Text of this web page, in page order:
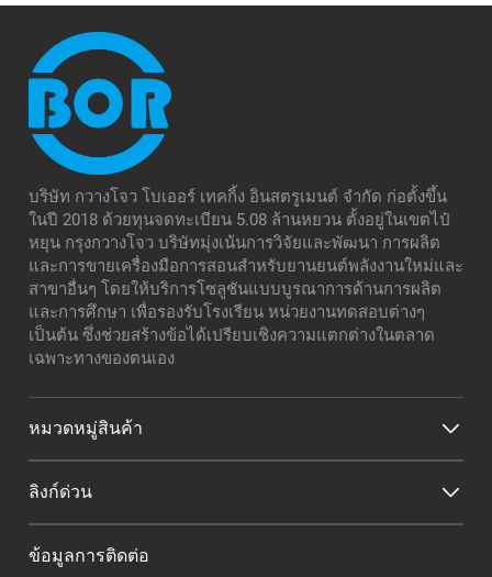
บริษัท กวางโจว โบเออร์ เทคกิ้ง อินสตรูเมนต์ จำกัด ก่อตั้งขึ้น
ในปี 2018 ด้วยทุนจดทะเบียน 5.08 ล้านหยวน ตั้งอยู่ในเขตไป๋
หยุน กรุงกวางโจว บริษัทมุ่งเน้นการวิจัยและพัฒนา การผลิต
และการขายเครื่องมือการสอนสำหรับยานยนต์พลังงานใหม่และ
สาขาอื่นๆ โดยให้บริการโซลูชันแบบบูรณาการด้านการผลิต
และการศึกษา เพื่อรองรับโรงเรียน หน่วยงานทดสอบต่างๆ
เป็นต้น ซึ่งช่วยสร้างข้อได้เปรียบเชิงความแตกต่างในตลาด
เฉพาะทางของตนเอง
หมวดหมู่สินค้า
ลิงก์ด่วน
ข้อมูลการติดต่อ